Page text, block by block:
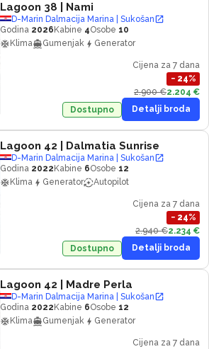
Lagoon 38 | Nami
D-Marin Dalmacija Marina | Sukošan
Godina 2026 Kabine 4Osobe 10
Klima
Gumenjak Generator
Cijena za 7 dana
− 24%
2.900 €2.204 €
Dostupno
Detalji broda
Lagoon 42 | Dalmatia Sunrise
D-Marin Dalmacija Marina | Sukošan
Godina 2022 Kabine 6Osobe 12
Klima
Generator Autopilot
Cijena za 7 dana
− 24%
2.940 €2.234 €
Dostupno
Detalji broda
Lagoon 42 | Madre Perla
D-Marin Dalmacija Marina | Sukošan
Godina 2022 Kabine 6Osobe 12
Klima
Gumenjak Generator
Cijena za 7 dana